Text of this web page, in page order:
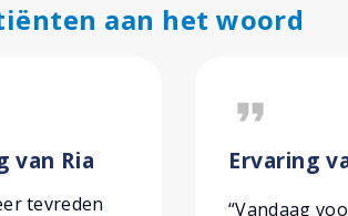
aan het woord
van Ria
tevreden
format_quote
Ervaring
“Vandaag